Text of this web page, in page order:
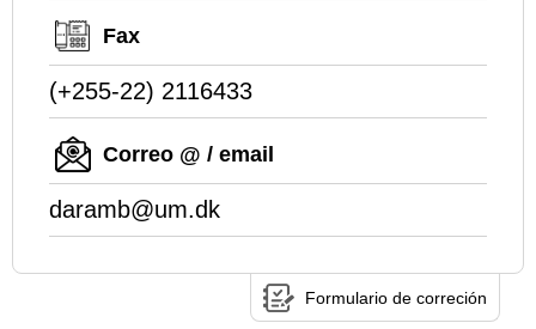
Fax
(+255-22) 2116433
Correo @ / email
daramb@um.dk
Formulario de correción